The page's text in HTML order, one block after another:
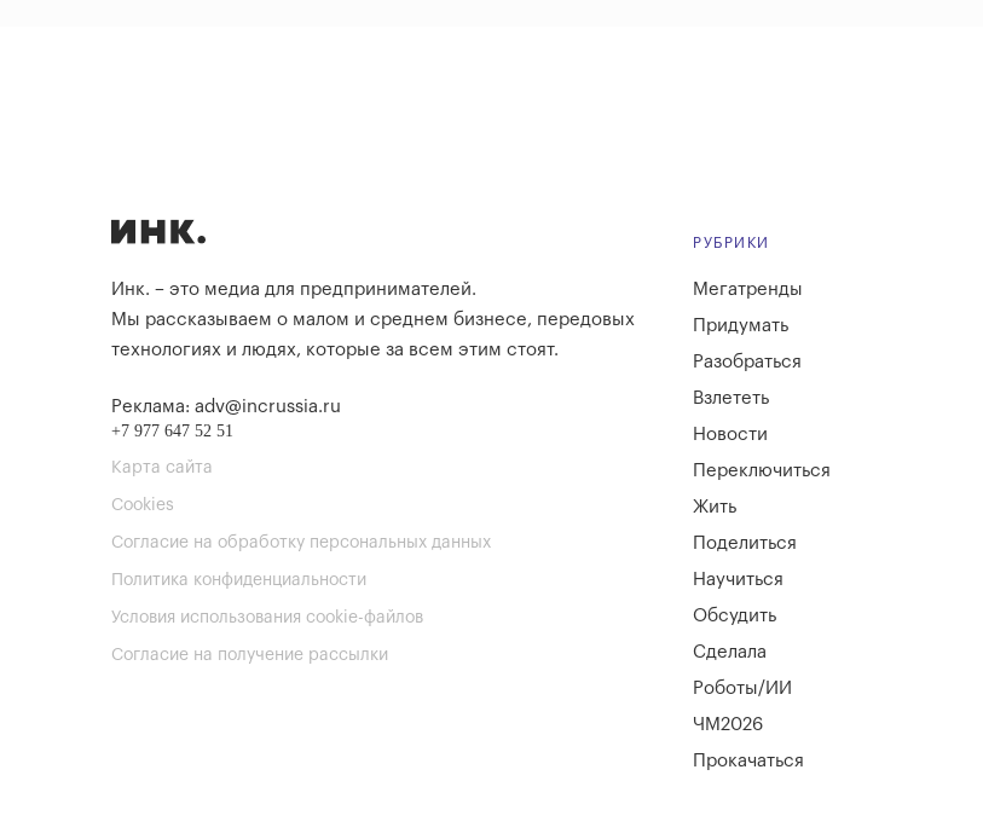
Инк. – это медиа для предпринимателей.
Мы рассказываем о малом и среднем бизнесе, передовых
технологиях и людях, которые за всем этим стоят.
Реклама: adv@incrussia.ru
+7 977 647 52 51
Карта сайта
Cookies
Согласие на обработку персональных данных
Политика конфиденциальности
Условия использования cookie-файлов
Согласие на получение рассылки
РУБРИКИ
Мегатренды
Придумать
Разобраться
Взлететь
Новости
Переключиться
Жить
Поделиться
Научиться
Обсудить
Сделала
Роботы/ИИ
ЧМ2026
Прокачаться